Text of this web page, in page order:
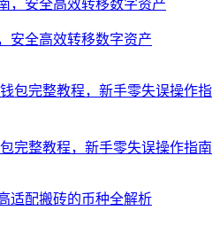
安全高效转移数字资产
完整教程，新手零失误操作指南